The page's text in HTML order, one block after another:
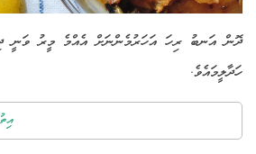
ދޮން އަނބު ރިހަ އަހަރުމެންނަށް އެއްމެ މީރު ވަނީ
ހަދާލީމައެވެ.